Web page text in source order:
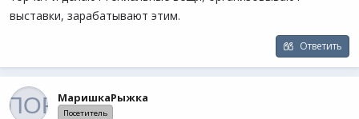
выставки, зарабатывают этим.
Ответить
МаришкаРыжка
Посетитель